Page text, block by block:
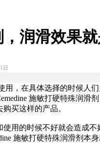
润滑效果
日
用，在具体选择的时候人
施敏打硬特殊润滑
买这样的产品。
用的时候不好就会造成不
施敏打硬特殊润滑剂本